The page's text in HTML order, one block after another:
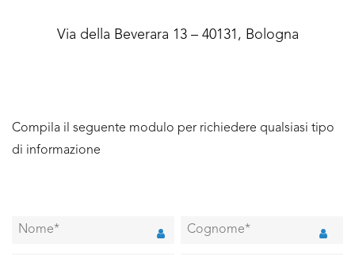
Via della Beverara 13 – 40131, Bologna
Compila il seguente modulo per richiedere qualsiasi tipo
di informazione